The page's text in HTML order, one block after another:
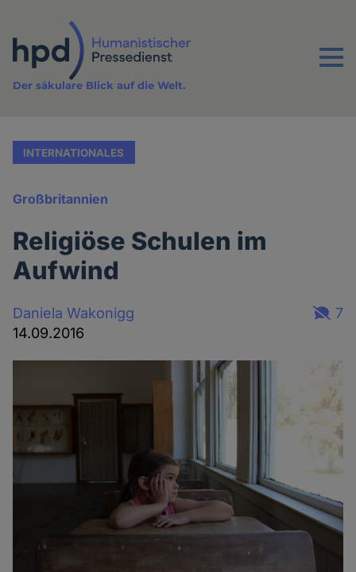
Inhalt
Menu
Der säkulare Blick auf die Welt.
INTERNATIONALES
Großbritannien
Religiöse Schulen im
Aufwind
Daniela Wakonigg
14.09.2016
7